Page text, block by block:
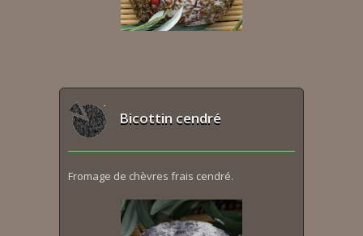
Bicottin cendré
Fromage de chèvres frais cendré.